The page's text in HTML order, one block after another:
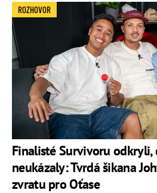
Finalisté Survivoru odkryli,
neukázaly: Tvrdá šikana
zvratu pro Oťase
ROZHOVOR